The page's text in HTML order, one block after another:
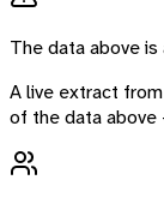
The data above
A live extract from
of the data